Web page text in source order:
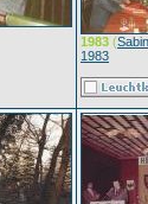
1983 (
1983